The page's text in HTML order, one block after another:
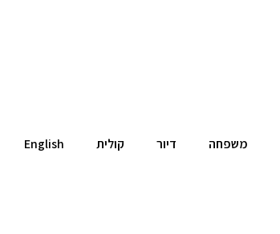
משפחה דיור קולית English